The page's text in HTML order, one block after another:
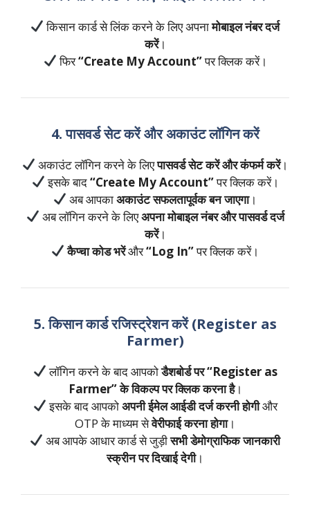
किसान कार्ड से लिंक करने के लिए अपनामोबाइल नंबर दर्ज
करें।
फिर“Create My Account”पर क्लिक करें।
4. पासवर्ड सेट करें और अकाउंट लॉगिन करें
अकाउंट लॉगिन करने के लिएपासवर्ड सेट करें और कंफर्म करें।
इसके बाद“Create My Account”पर क्लिक करें।
अब आपकाअकाउंट सफलतापूर्वक बन जाएगा।
अब लॉगिन करने के लिएअपना मोबाइल नंबर और पासवर्ड दर्ज
करें।
कैप्चा कोड भरेंऔर“Log In”पर क्लिक करें।
5. किसान कार्ड रजिस्ट्रेशन करें (Register as
Farmer)
लॉगिन करने के बाद आपकोडैशबोर्ड पर “Register as
Farmer” के विकल्प पर क्लिक करना है।
इसके बाद आपकोअपनी ईमेल आईडी दर्ज करनी होगीऔर
OTP के माध्यम सेवेरीफाई करना होगा।
अब आपके आधार कार्ड से जुड़ीसभी डेमोग्राफिक जानकारी
स्क्रीन पर दिखाई देगी।